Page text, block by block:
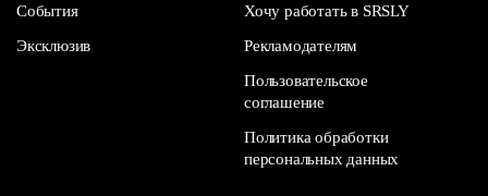
События
Эксклюзив
Хочу работать в SRSLY
Рекламодателям
Пользовательское
соглашение
Политика обработки
персональных данных